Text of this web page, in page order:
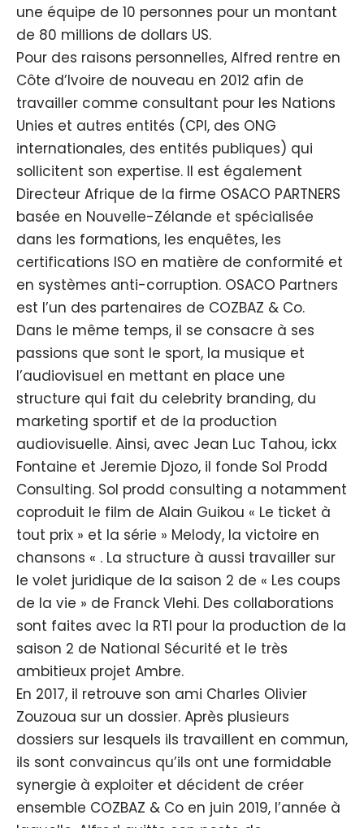
une équipe de 10 personnes pour un montant
de 80 millions de dollars US.
Pour des raisons personnelles, Alfred rentre en
Côte d’Ivoire de nouveau en 2012 afin de
travailler comme consultant pour les Nations
Unies et autres entités (CPI, des ONG
internationales, des entités publiques) qui
sollicitent son expertise. Il est également
Directeur Afrique de la firme OSACO PARTNERS
basée en Nouvelle-Zélande et spécialisée
dans les formations, les enquêtes, les
certifications ISO en matière de conformité et
en systèmes anti-corruption. OSACO Partners
est l’un des partenaires de COZBAZ & Co.
Dans le même temps, il se consacre à ses
passions que sont le sport, la musique et
l’audiovisuel en mettant en place une
structure qui fait du celebrity branding, du
marketing sportif et de la production
audiovisuelle. Ainsi, avec Jean Luc Tahou, ickx
Fontaine et Jeremie Djozo, il fonde Sol Prodd
Consulting. Sol prodd consulting a notamment
coproduit le film de Alain Guikou « Le ticket à
tout prix » et la série » Melody, la victoire en
chansons « . La structure à aussi travailler sur
le volet juridique de la saison 2 de « Les coups
de la vie » de Franck Vlehi. Des collaborations
sont faites avec la RTI pour la production de la
saison 2 de National Sécurité et le très
ambitieux projet Ambre.
En 2017, il retrouve son ami Charles Olivier
Zouzoua sur un dossier. Après plusieurs
dossiers sur lesquels ils travaillent en commun,
ils sont convaincus qu’ils ont une formidable
synergie à exploiter et décident de créer
ensemble COZBAZ & Co en juin 2019, l’année à